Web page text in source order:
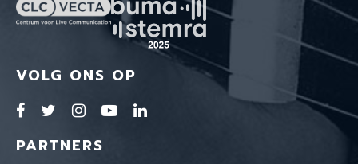
VOLG ONS OP
PARTNERS